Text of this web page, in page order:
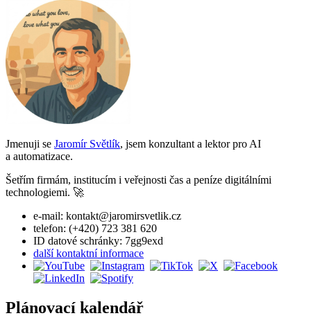
Jmenuji se Jaromír Světlík, jsem konzultant a lektor pro AI
a automatizace.
Šetřím firmám, institucím i veřejnosti čas a peníze digitálními
technologiemi. 🚀
e-mail: kontakt@jaromirsvetlik.cz
telefon: (+420) 723 381 620
ID datové schránky: 7gg9exd
další kontaktní informace
Plánovací kalendář